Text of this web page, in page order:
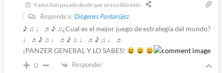
9 años han pasado desde que se escribió esto
Responde a Diógenes Pantarújez
♪ ♫ ♩ ♬♪ ♫¿Cual es el mejor juego de estrategía del mundo?
♩ ♬♪ ♫ ♩ ♬♪ ♫ ♩ ♬♪ ♫ ♩ ♬
¡PANZER GENERAL Y LO SABES!
0 Responder